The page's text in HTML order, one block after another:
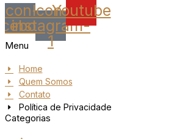
Icon-Icon-
instagram-
1
Youtube
Menu
Home
Quem Somos
Contato
Política de Privacidade
Categorias